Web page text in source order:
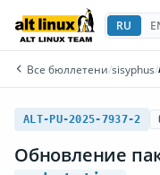
RU
Все бюллетени/sisyphus/
ALT-PU-2025-7937-2
Обновление